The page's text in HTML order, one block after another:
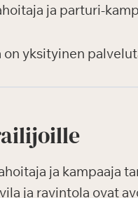
ja parturi-
yksityinen
ja kampaaja
ja ravintola ovat